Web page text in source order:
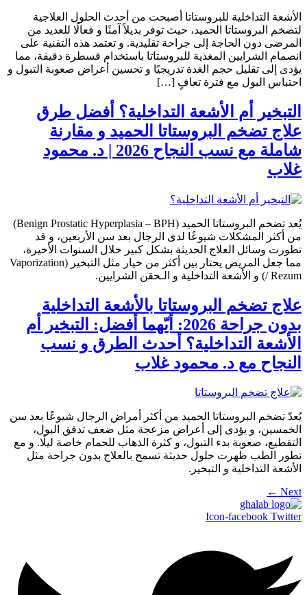
الأشعة التداخلية للبروستاتا أصبحت من أحدث الحلول العلاجية
لتضخم البروستاتا الحميد، حيث توفر بديلاً آمنًا و فعالًا للعديد من
المرضى دون الحاجة إلى جراحة تقليدية. و تعتمد هذه التقنية على
انصمام الشرايين المغذية للبروستاتا باستخدام قسطرة دقيقة، مما
يؤدى إلى تقليل حجم الغدة تدريجيًا و تحسين أعراض صعوبة التبول و
احتباس البول مع فترة تعافٍ […]
التبخير أم الأشعة التداخلية؟ أفضل طرق
علاج تضخم البروستاتا الحميد و مقارنة
شاملة مع نسب النجاح 2026 | د. محمود
غلاب
يُعد تضخم البروستاتا الحميد (Benign Prostatic Hyperplasia – BPH)
من أكثر المشكلات شيوعًا لدى الرجال بعد سن الأربعين، و قد
تطورت وسائل العلاج الحديثة بشكل كبير خلال السنوات الأخيرة،
مما جعل المريض يحتار بين أكثر من خيار مثل التبخير (Vaporization
/ Rezum) و الأشعة التداخلية و الـحقن الشرايين.
علاج تضخم البروستاتا بالأشعة التداخلية
بدون جراحة 2026: أيّهما أفضل: التبخير أم
الأشعة التداخلية؟ أحدث الطرق و نسب
النجاح مع د. محمود غلاب
يُعدّ تضخم البروستاتا الحميد من أكثر أمراض الرجال شيوعًا بعد سن
الخمسين، و يؤدى إلى أعراض مزعجة مثل ضعف تدفق البول،
التقطيع، صعوبة بدء التبول، و كثرة الذهاب للحمام خاصة ليلًا. و مع
تطور الطب ظهرت حلول حديثة تسمح بالعلاج بدون جراحة مثل
الأشعة التداخلية و التبخير.
Next
←
Icon-facebook Twitter